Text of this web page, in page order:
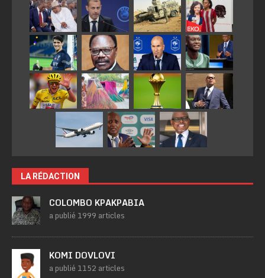
LA RÉDACTION
COLOMBO KPAKPABIA
a publié 1999 articles
KOMI DOVLOVI
a publié 1152 articles